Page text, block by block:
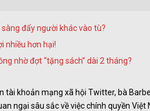
đẩy người khác vào tù?
nhiều hơn hại!
nhờ đợt “tặng sách” dài 2 tháng?
khoản mạng xã hội Twitter, bà
ngại sâu sắc về việc chính quyền